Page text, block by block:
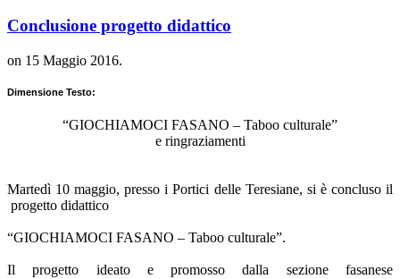
Conclusione progetto didattico
on 15 Maggio 2016.
Dimensione Testo:
“GIOCHIAMOCI FASANO – Taboo culturale”
e ringraziamenti
Martedì 10 maggio, presso i Portici delle Teresiane, si è concluso il
progetto didattico
“GIOCHIAMOCI FASANO – Taboo culturale”.
Il progetto ideato e promosso dalla sezione fasanese